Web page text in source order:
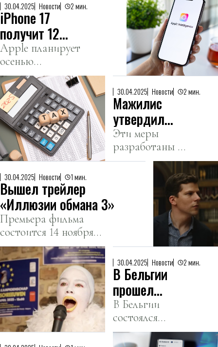
30.04.2025 Новости 2 мин.
iPhone 17
получит 12
гигабайт
оперативной
памяти ради ИИ
Apple планирует
осенью
представить
серию iPhone 17 с
увеличенной
оперативной
памятью до 12
гигабайт, чтобы
улучшить
поддержку
нейросетей и
искусственного
интеллекта.
30.04.2025 Новости 2 мин.
Мажилис
утвердил
ставку НДС
на уровне
16%
Эти меры
разработаны в
рамках
выполнения
Президента
страны.
30.04.2025 Новости 1 мин.
Вышел трейлер
«Иллюзии обмана 3»
Премьера фильма
состоится 14 ноября
2025 года.
30.04.2025 Новости 2 мин.
В Бельгии
прошел
чемпионат по
имитации
крика чаек
В Бельгии
состоялся
чемпионат
Европы по